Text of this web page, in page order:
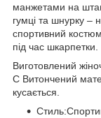
манжетами на
гумці та шнурку –
спортивний костюм
під час шкарпетки.
Виготовлений
С Витончений
кусається.
Стиль: